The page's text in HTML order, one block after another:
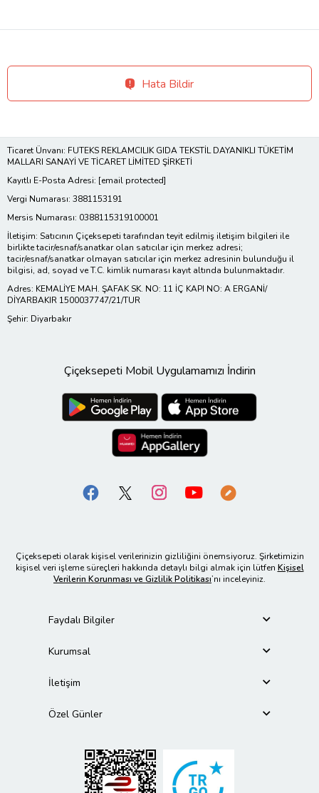
Hata Bildir
Ticaret Ünvanı: FUTEKS REKLAMCILIK GIDA TEKSTİL DAYANIKLI TÜKETİM
MALLARI SANAYİ VE TİCARET LİMİTED ŞİRKETİ
Kayıtlı E-Posta Adresi: [email protected]
Vergi Numarası: 3881153191
Mersis Numarası: 0388115319100001
İletişim: Satıcının Çiçeksepeti tarafından teyit edilmiş iletişim bilgileri ile
birlikte tacir/esnaf/sanatkar olan satıcılar için merkez adresi;
tacir/esnaf/sanatkar olmayan satıcılar için merkez adresinin bulunduğu il
bilgisi, ad, soyad ve T.C. kimlik numarası kayıt altında bulunmaktadır.
Adres: KEMALİYE MAH. ŞAFAK SK. NO: 11 İÇ KAPI NO: A ERGANİ/
DİYARBAKIR 1500037747/21/TUR
Şehir: Diyarbakır
Çiçeksepeti Mobil Uygulamamızı İndirin
Çiçeksepeti olarak kişisel verilerinizin gizliliğini önemsiyoruz. Şirketimizin
kişisel veri işleme süreçleri hakkında detaylı bilgi almak için lütfen Kişisel
Verilerin Korunması ve Gizlilik Politikası’nı inceleyiniz.
Faydalı Bilgiler
Kurumsal
İletişim
Özel Günler